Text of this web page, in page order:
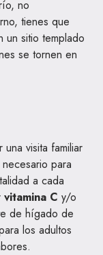
no
tienes que
un sitio templado
se tornen en
visita familiar
para
a cada
vitamina C y/o
de hígado de
los adultos